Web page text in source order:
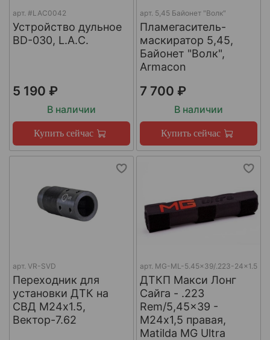
арт. #LAC0042
Устройство дульное
BD-030, L.A.C.
5 190 ₽
В наличии
Купить сейчас
арт. 5,45 Байонет "Волк"
Пламегаситель-
маскиратор 5,45,
Байонет "Волк",
Armacon
7 700 ₽
В наличии
Купить сейчас
арт. VR-SVD
Переходник для
установки ДТК на
СВД М24х1.5,
Вектор-7.62
арт. MG-ML-5.45x39/.223-24x1.5
ДТКП Макси Лонг
Сайга - .223
Rem/5,45x39 -
М24x1,5 правая,
Matilda MG Ultra